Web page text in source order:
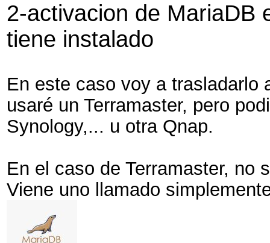
2-activacion de MariaDB
tiene instalado
En este caso voy a trasladarlo
usaré un Terramaster, pero
Synology,... u otra Qnap.
En el caso de Terramaster, no
Viene uno llamado